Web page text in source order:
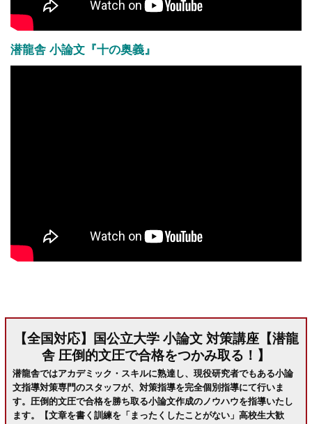
潜龍舎 小論文『十の奥義』
【全国対応】国公立大学 小論文 対策講座【潜龍
舎 圧倒的文圧で合格をつかみ取る！】
潜龍舎ではアカデミック・スキルに熟達し、現役研究者でもある小論
文指導対策専門のスタッフが、対策指導を完全個別指導にて行いま
す。圧倒的文圧で合格を勝ち取る小論文作成のノウハウを指導いたし
ます。【文章を書く訓練を「まったくしたことがない」高校生大歓